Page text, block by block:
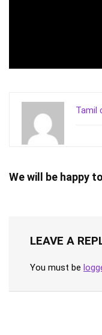
Tamil
We will be happy
LEAVE A
You must be